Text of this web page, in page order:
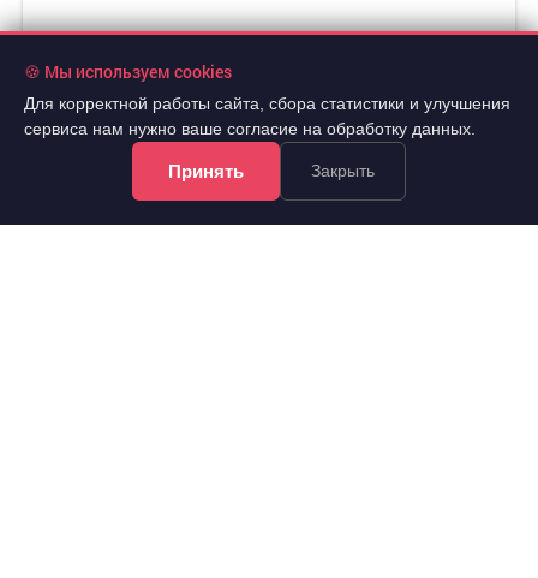
🍪 Мы используем cookies
Для корректной работы сайта, сбора статистики и улучшения
сервиса нам нужно ваше согласие на обработку данных.
Принять Закрыть